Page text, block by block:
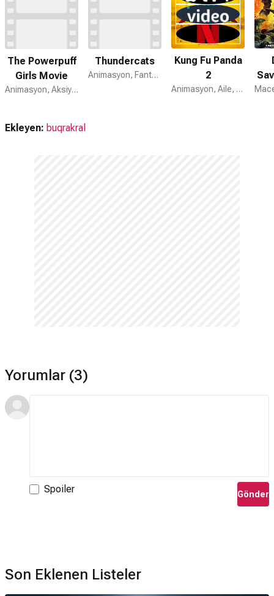
tarafından hazırlanmıştır.
Batman Unlimited: Animal Instincts devam filmi var mı?
Hayır. Batman Unlimited: Animal Instincts için devam filmi
bulunmamaktadır.
The Powerpuff
Girls Movie
Animasyon, Aksiyon, Aile
Thundercats
Animasyon, Fantastik, Aksiyon
Kung Fu Panda
2
Animasyon, Aile, Komedi
Ekleyen: buqrakral
Yorumlar (3)
Spoiler Gönder
Son Eklenen Listeler